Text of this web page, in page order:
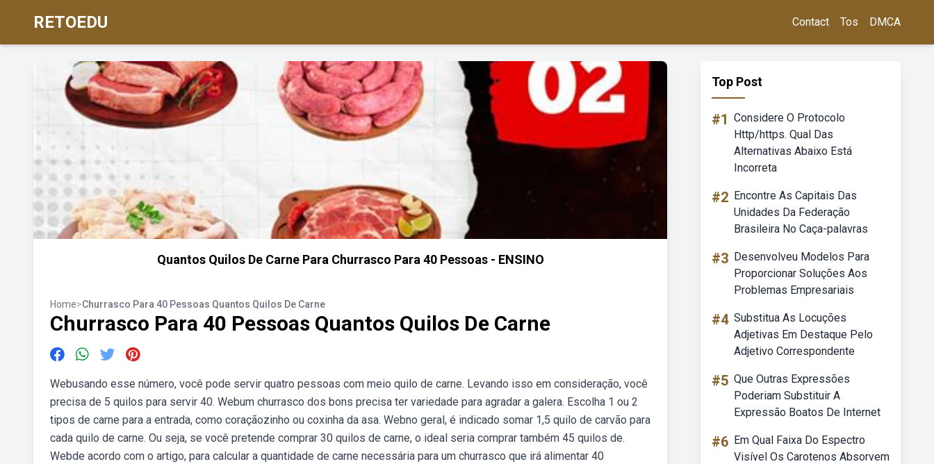
RETOEDU Contact Tos DMCA
Quantos Quilos De Carne Para Churrasco Para 40 Pessoas - ENSINO
Home>Churrasco Para 40 Pessoas Quantos Quilos De Carne
Churrasco Para 40 Pessoas Quantos Quilos De Carne
Webusando esse número, você pode servir quatro pessoas com meio quilo de carne. Levando isso em consideração, você
precisa de 5 quilos para servir 40. Webum churrasco dos bons precisa ter variedade para agradar a galera. Escolha 1 ou 2
tipos de carne para a entrada, como coraçãozinho ou coxinha da asa. Webno geral, é indicado somar 1,5 quilo de carvão para
cada quilo de carne. Ou seja, se você pretende comprar 30 quilos de carne, o ideal seria comprar também 45 quilos de.
Webde acordo com o artigo, para calcular a quantidade de carne necessária para um churrasco que irá alimentar 40
Top Post
#1 Considere O Protocolo
Http/https. Qual Das
Alternativas Abaixo Está
Incorreta
#2 Encontre As Capitais Das
Unidades Da Federação
Brasileira No Caça-palavras
#3 Desenvolveu Modelos Para
Proporcionar Soluções Aos
Problemas Empresariais
#4 Substitua As Locuções
Adjetivas Em Destaque Pelo
Adjetivo Correspondente
#5 Que Outras Expressões
Poderiam Substituir A
Expressão Boatos De Internet
#6 Em Qual Faixa Do Espectro
Visível Os Carotenos Absorvem